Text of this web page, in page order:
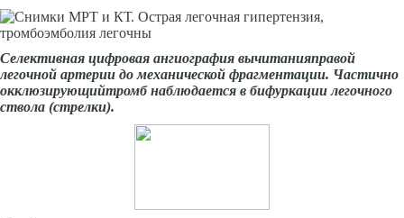
Селективная цифровая ангиография вычитанияправой
легочной артерии до механической фрагментации. Частично
окклюзирующийтромб наблюдается в бифуркации легочного
ствола (стрелки).